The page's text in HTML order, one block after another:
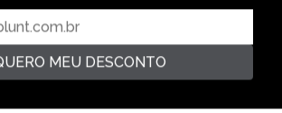
5‌x de R$
MEU DESCONTO